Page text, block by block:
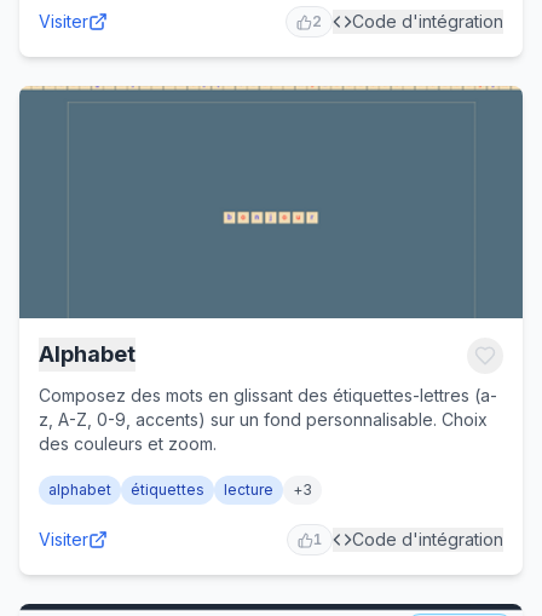
cycle 3 (arts plastiques, technologie), également utile aux
Visiter 2 Code d'intégration
Alphabet
Composez des mots en glissant des étiquettes-lettres (a-
z, A-Z, 0-9, accents) sur un fond personnalisable. Choix
des couleurs et zoom.
alphabet étiquettes lecture +3
Visiter 1 Code d'intégration